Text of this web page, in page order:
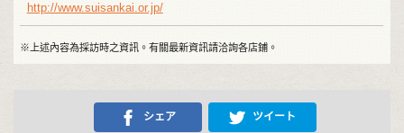
http://www.suisankai.or.jp/
※上述內容為採訪時之資訊。有關最新資訊請洽詢各店鋪。
シェア ツイート